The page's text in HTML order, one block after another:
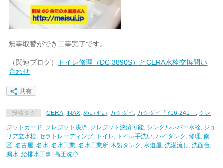
無事取替ができ工事完了です。
（関連ブログ）
トイレ修理（DC-3890S）とCERA水栓交換問い
合わせ
共有
投稿タグ CERA, INAX,めいすい, カクダイ , カクダイ「716-241」 , クレ
ジットカード, クレジット決済, クレジット決済可能, シングルレバー水栓, ジュ
リア立水栓,セラトレーディング, トイレ, トイレ手洗い,ハイタンク ,修理,南
区,名古屋,名水,名水工業,名水工業所,木製タンク ,水道屋,洗濯流し ,洗面台,
漏水,給排水工事,高圧洗浄